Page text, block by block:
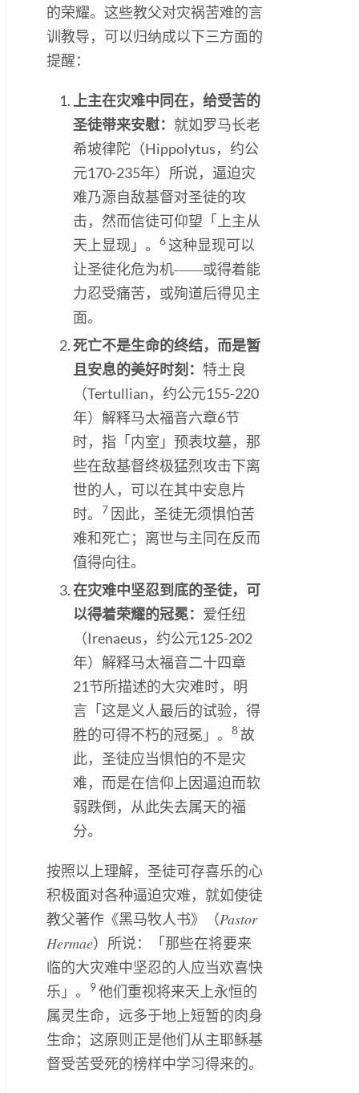
的荣耀。这些教父对灾祸苦难的言
训教导，可以归纳成以下三方面的
提醒：
上主在灾难中同在，给受苦的
圣徒带来安慰： 就如罗马长老
希坡律陀（Hippolytus，约公
元170-235年）所说，逼迫灾
难乃源自敌基督对圣徒的攻
击，然而信徒可仰望「上主从
天上显现」。
6 这种显现可以
让圣徒化危为机――或得着能
力忍受痛苦，或殉道后得见主
面。
死亡不是生命的终结，而是暂
且安息的美好时刻： 特土良
（Tertullian，约公元155-220
年）解释马太福音六章6节
时，指「内室」预表坟墓，那
些在敌基督终极猛烈攻击下离
世的人，可以在其中安息片
时。
7 因此，圣徒无须惧怕苦
难和死亡；离世与主同在反而
值得向往。
在灾难中坚忍到底的圣徒，可
以得着荣耀的冠冕： 爱任纽
（Irenaeus，约公元125-202
年）解释马太福音二十四章
21节所描述的大灾难时，明
言「这是义人最后的试验，得
胜的可得不朽的冠冕」。
8故
此，圣徒应当惧怕的不是灾
难，而是在信仰上因逼迫而软
弱跌倒，从此失去属天的福
分。
按照以上理解，圣徒可存喜乐的心
积极面对各种逼迫灾难，就如使徒
教父著作《黑马牧人书》（Pastor
Hermae）所说：「那些在将要来
临的大灾难中坚忍的人应当欢喜快
乐」。
9他们重视将来天上永恒的
属灵生命，远多于地上短暂的肉身
生命；这原则正是他们从主耶稣基
督受苦受死的榜样中学习得来的。